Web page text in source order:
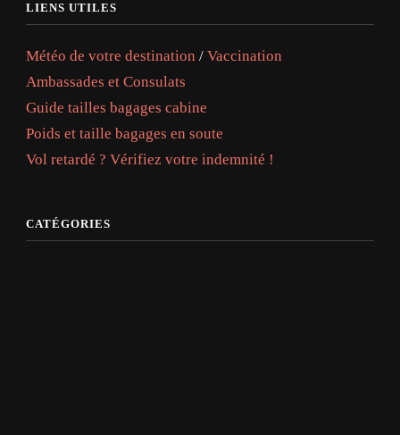
LIENS UTILES
Météo de votre destination / Vaccination
Ambassades et Consulats
Guide tailles bagages cabine
Poids et taille bagages en soute
Vol retardé ? Vérifiez votre indemnité !
CATÉGORIES